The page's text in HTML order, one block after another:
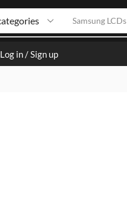
Samsung LCDs
Log in / Sign up